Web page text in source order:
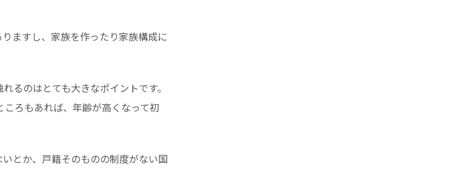
ますし、家族を作ったり家族構成に
るのはとても大きなポイントです。
ろもあれば、年齢が高くなって初
とか、戸籍そのものの制度がない国